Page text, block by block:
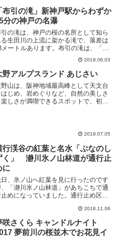
イベントが開催されます。...
布引の滝」新神戸駅からわずか
分の神戸の名瀑
の滝は、神戸の桜の名所として知ら
生田川の上流に架かる滝で、落差は
メートルあります。布引の滝は、「三
神滝」の一つに数えられ、「日本の滝
選」にも選ばれています。布引の滝布
の滝へは、新幹線の新神戸駅から徒歩
分ほどで行くこと...
2019.06.03
野アルプスランド あじさい
野山は、阪神地域最高峰として天文台
はじめ、岩めぐりなど、自然の美しさ
楽しさが満喫できるスポットで、初夏
2019.07.05
行渓谷の紅葉と名水「ぶなのし
く」 瀞川氷ノ山林道が通行止
に
、氷ノ山へ紅葉を見に行ったのです
「瀞川氷ノ山林道」があちこちで通
めになっていました。通行止め区間
での区間と、「横行渓谷」から「波賀
戸倉峠」方面への区間が通行止めに
ています。また、「鵜...
2018.11.06
咲さくら キャンドルナイト
夢前川の桜並木でお花見イ